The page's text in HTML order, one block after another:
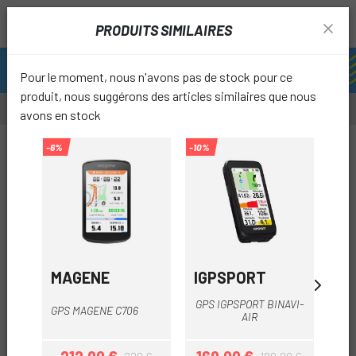
PRODUITS SIMILAIRES
Pour le moment, nous n'avons pas de stock pour ce
produit, nous suggérons des articles similaires que nous
avons en stock
-6%
MAGENE
GPS MAGENE C706
-10%
IGPSPORT
GPS IGPSPORT BINAVI-
AIR